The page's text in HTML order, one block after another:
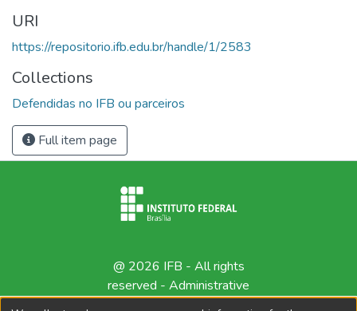
URI
https://repositorio.ifb.edu.br/handle/1/2583
Collections
Defendidas no IFB ou parceiros
Full item page
@ 2026 IFB - All rights
reserved - Administrative